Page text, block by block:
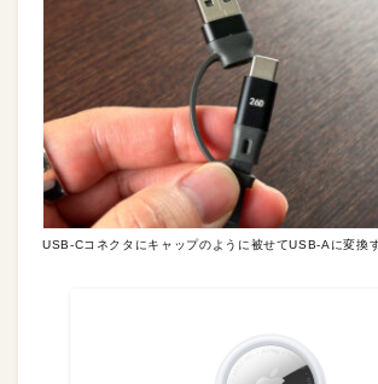
USB-Cコネクタにキャップのように被せてUSB-Aに変換す